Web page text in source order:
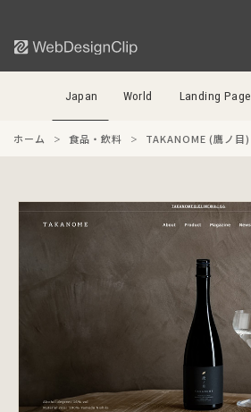
Japan World Landing Page
ホーム 食品・飲料 TAKANOME (鷹ノ目)